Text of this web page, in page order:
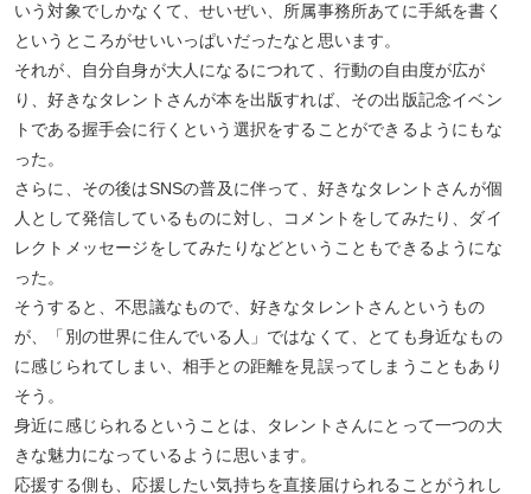
いう対象でしかなくて、せいぜい、所属事務所あてに手紙を書く
というところがせいいっぱいだったなと思います。
それが、自分自身が大人になるにつれて、行動の自由度が広が
り、好きなタレントさんが本を出版すれば、その出版記念イベン
トである握手会に行くという選択をすることができるようにもな
った。
さらに、その後はSNSの普及に伴って、好きなタレントさんが個
人として発信しているものに対し、コメントをしてみたり、ダイ
レクトメッセージをしてみたりなどということもできるようにな
った。
そうすると、不思議なもので、好きなタレントさんというもの
が、「別の世界に住んでいる人」ではなくて、とても身近なもの
に感じられてしまい、相手との距離を見誤ってしまうこともあり
そう。
身近に感じられるということは、タレントさんにとって一つの大
きな魅力になっているように思います。
応援する側も、応援したい気持ちを直接届けられることがうれし